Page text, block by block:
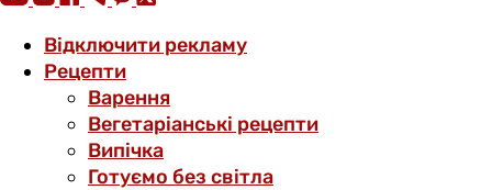
Відключити рекламу
Рецепти
Варення
Вегетаріанські рецепти
Випічка
Готуємо без світла